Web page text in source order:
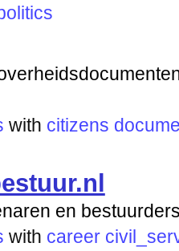
with citizens
en
with career